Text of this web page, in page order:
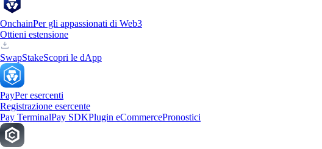
OnchainPer gli appassionati di Web3
Ottieni estensione
SwapStakeScopri le dApp
PayPer esercenti
Registrazione esercente
Pay TerminalPay SDKPlugin eCommercePronostici